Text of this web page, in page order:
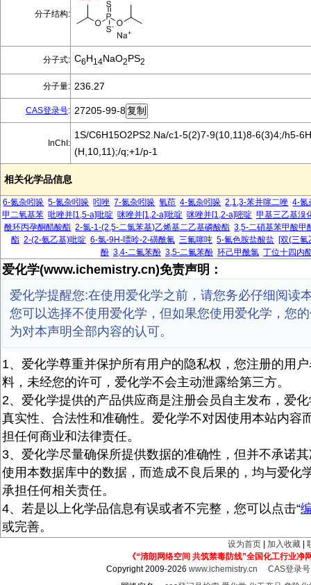
分子结构:
分子式: C6H14NaO2PS2
分子量: 236.27
CAS登录号: 27205-99-8
InChI:
1S/C6H15O2PS2.Na/c1-5(2)7-9(10,11)8-6(3)4;/h5-
(H,10,11);/q;+1/p-1
相关化学品信息
6-氮杂吲哚 5-氮杂吲哚 吲唑 7-氮杂吲哚 氧茚 4-氮杂吲哚 2,1,3-苯并噻二唑 4-氮
甲二氧基苯 吡唑并[1,5-a]吡啶 咪唑并[1,2-a]吡啶 咪唑并[1,2-a]嘧啶 甲基三乙基溴
酰环丙孕酮醋酸酯 2-氯-1-(2,5-二氯苯基)乙烯基二乙基磷酸酯 3,5-二硝基苯甲酸甲
酯 2-(2-氨乙基)吡啶 6-氯-9H-嘌呤-2-磺酰氟 三氟噻吨 5-氟色胺盐酸盐 [双(三氟
酚 3,4-二氟苯酚 3,5-二氟苯酚 环己甲酰氯 丁位十四内
爱化学(www.ichemistry.cn)免责声明：
爱化学提醒您:在使用爱化学之前，请您务必仔细阅读
您可以选择不使用爱化学，但如果您使用爱化学，您
为对本声明全部内容的认可。
1、爱化学尊重并保护所有用户的隐私权，您注册的用
料，未经您的许可，爱化学不会主动泄露给第三方。
2、爱化学提供的产品供应商是注册会员自主发布，爱
真实性、合法性和准确性。爱化学不对因使用本站内容
担任何商业和法律责任。
3、爱化学尽量确保所提供数据的准确性，但并不承诺
使用本数据库中的数据，而造成不良后果的，均与爱化
承担任何相关责任。
4、若是以上化学品信息有误或者不完整，您可以点击“
或完善。
设为首页 加入收藏
《“清朗网络空间 共筑禁毒防线”全国化工行业净
Copyright 2009-2026www.ichemistry.cn
CAS登录